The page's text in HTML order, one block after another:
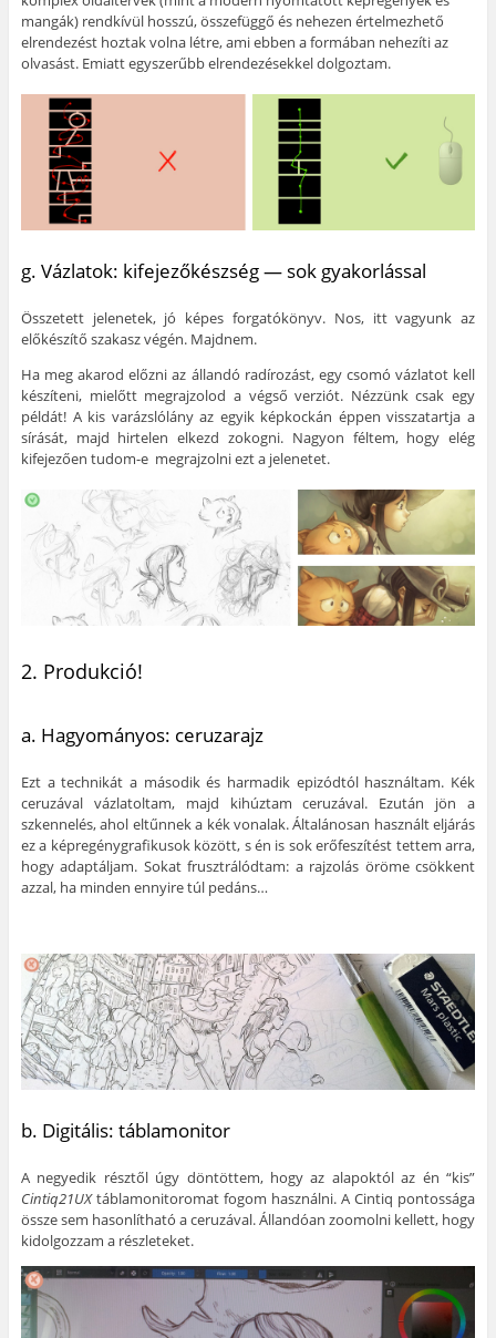
mangák) rendkívül hosszú, összefüggő és nehezen értelmezhető
elrendezést hoztak volna létre, ami ebben a formában nehezíti az
olvasást. Emiatt egyszerűbb elrendezésekkel dolgoztam.
g. Vázlatok: kifejezőkészség — sok gyakorlással
Összetett jelenetek, jó képes forgatókönyv. Nos, itt vagyunk az
előkészítő szakasz végén. Majdnem.
Ha meg akarod előzni az állandó radírozást, egy csomó vázlatot kell
készíteni, mielőtt megrajzolod a végső verziót. Nézzünk csak egy
példát! A kis varázslólány az egyik képkockán éppen visszatartja a
sírását, majd hirtelen elkezd zokogni. Nagyon féltem, hogy elég
kifejezően tudom-e megrajzolni ezt a jelenetet.
2. Produkció!
a. Hagyományos: ceruzarajz
Ezt a technikát a második és harmadik epizódtól használtam. Kék
ceruzával vázlatoltam, majd kihúztam ceruzával. Ezután jön a
szkennelés, ahol eltűnnek a kék vonalak. Általánosan használt eljárás
ez a képregénygrafikusok között, s én is sok erőfeszítést tettem arra,
hogy adaptáljam. Sokat frusztrálódtam: a rajzolás öröme csökkent
azzal, ha minden ennyire túl pedáns…
b. Digitális: táblamonitor
A negyedik résztől úgy döntöttem, hogy az alapoktól az én “kis”
Cintiq21UXtáblamonitoromat fogom használni. A Cintiq pontossága
össze sem hasonlítható a ceruzával. Állandóan zoomolni kellett, hogy
kidolgozzam a részleteket.